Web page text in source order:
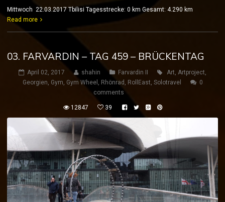
Mittwoch 22.03.2017 Tbilisi Tagesstrecke: 0 km Gesamt: 4.290 km
Read more
03. FARVARDIN – TAG 459 – BRÜCKENTAG
April 02, 2017 shahin Farvardin II Art, Artproject,
Georgien, Gym, Gym Wheel , Rhönrad , RollEast, Solotravel
0
comments
12847 39